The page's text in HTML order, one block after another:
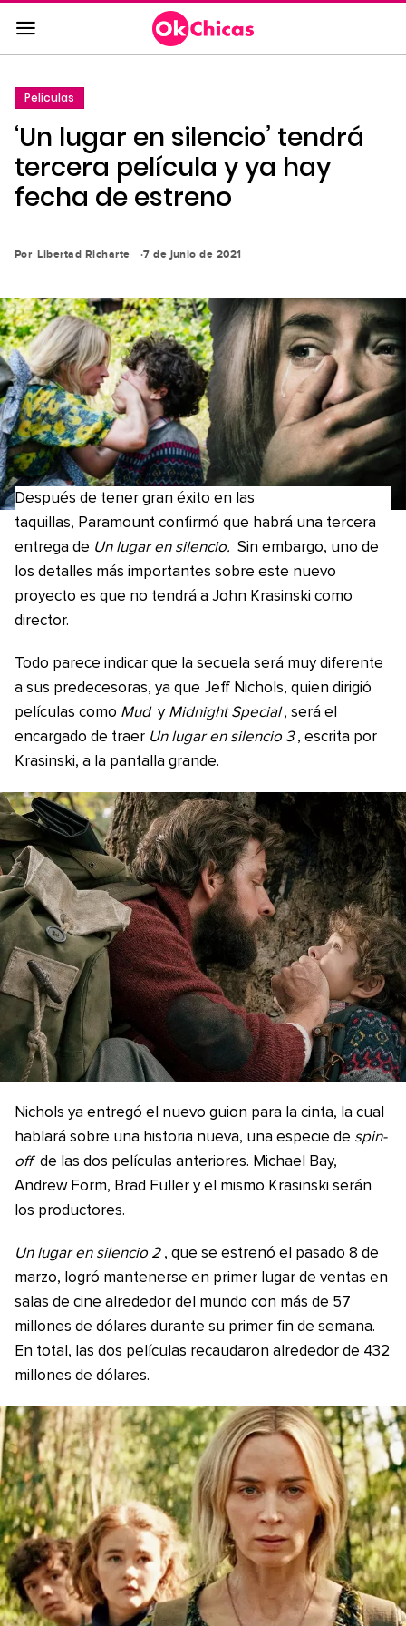
Saltar
al
contenido
a
la
navegación
principal
Películas
‘Un lugar en silencio’ tendrá
tercera película y ya hay
fecha de estreno
Por Libertad Richarte 7 de junio de 2021
Después de tener gran éxito en las
taquillas, Paramount confirmó que habrá una tercera
entrega de Un lugar en silencio. Sin embargo, uno de
los detalles más importantes sobre este nuevo
proyecto es que no tendrá a John Krasinski como
director.
Todo parece indicar que la secuela será muy diferente
a sus predecesoras, ya que Jeff Nichols, quien dirigió
películas como Mud y Midnight Special , será el
encargado de traer Un lugar en silencio 3 , escrita por
Krasinski, a la pantalla grande.
Nichols ya entregó el nuevo guion para la cinta, la cual
hablará sobre una historia nueva, una especie de spin-
off de las dos películas anteriores. Michael Bay,
Andrew Form, Brad Fuller y el mismo Krasinski serán
los productores.
Un lugar en silencio 2 , que se estrenó el pasado 8 de
marzo, logró mantenerse en primer lugar de ventas en
salas de cine alrededor del mundo con más de 57
millones de dólares durante su primer fin de semana.
En total, las dos películas recaudaron alrededor de 432
millones de dólares.